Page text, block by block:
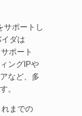
サポートし
ダは
ポート
ングIPや
など、多
。
までの